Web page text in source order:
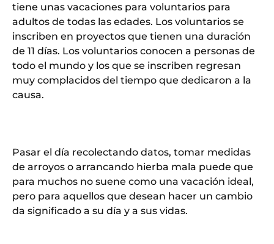
tiene unas vacaciones para voluntarios para
adultos de todas las edades. Los voluntarios se
inscriben en proyectos que tienen una duración
de 11 días. Los voluntarios conocen a personas de
todo el mundo y los que se inscriben regresan
muy complacidos del tiempo que dedicaron a la
causa.
Pasar el día recolectando datos, tomar medidas
de arroyos o arrancando hierba mala puede que
para muchos no suene como una vacación ideal,
pero para aquellos que desean hacer un cambio
da significado a su día y a sus vidas.